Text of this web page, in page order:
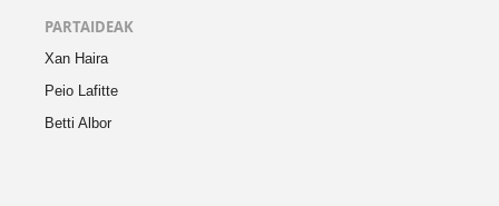
PARTAIDEAK
Xan Haira
Peio Lafitte
Betti Albor